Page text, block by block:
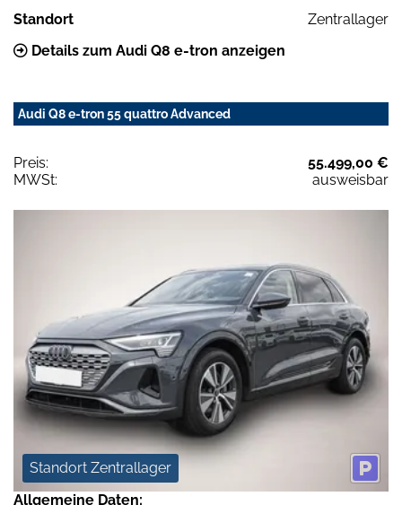
Standort
Zentrallager
Details zum Audi Q8 e-tron anzeigen
Audi Q8 e-tron 55 quattro Advanced
Preis:
55.499,00 €
MWSt:
ausweisbar
Standort Zentrallager
Allgemeine Daten: